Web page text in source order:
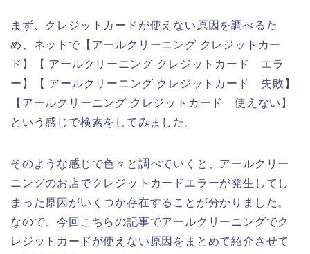
まず、クレジットカードが使えない原因を調べるた
め、ネットで【アールクリーニング クレジットカー
ド】【 アールクリーニング クレジットカード エラ
ー】【 アールクリーニング クレジットカード 失敗】
【アールクリーニング クレジットカード 使えない】
という感じで検索をしてみました。
そのような感じで色々と調べていくと、アールクリー
ニングのお店でクレジットカードエラーが発生してし
まった原因がいくつか存在することが分かりました。
なので、今回こちらの記事でアールクリーニングでク
レジットカードが使えない原因をまとめて紹介させて